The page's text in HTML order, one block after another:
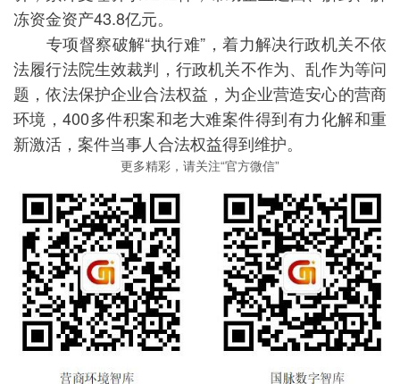
冻资金资产43.8亿元。
专项督察破解“执行难”，着力解决行政机关不依
法履行法院生效裁判，行政机关不作为、乱作为等问
题，依法保护企业合法权益，为企业营造安心的营商
环境，400多件积案和老大难案件得到有力化解和重
新激活，案件当事人合法权益得到维护。
更多精彩，请关注“官方微信”